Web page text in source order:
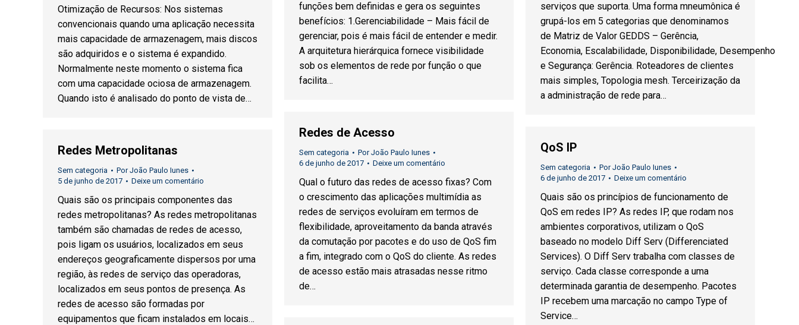
Otimização de Recursos: Nos sistemas
convencionais quando uma aplicação necessita
mais capacidade de armazenagem, mais discos
são adquiridos e o sistema é expandido.
Normalmente neste momento o sistema fica
com uma capacidade ociosa de armazenagem.
Quando isto é analisado do ponto de vista de…
funções bem definidas e gera os seguintes
benefícios: 1.Gerenciabilidade – Mais fácil de
gerenciar, pois é mais fácil de entender e medir.
A arquitetura hierárquica fornece visibilidade
sob os elementos de rede por função o que
facilita…
serviços que suporta. Uma forma mneumônica é
grupá-los em 5 categorias que denominamos
de Matriz de Valor GEDDS – Gerência,
Economia, Escalabilidade, Disponibilidade, Desempenho
e Segurança: Gerência. Roteadores de clientes
mais simples, Topologia mesh. Terceirização da
a administração de rede para…
Redes de Acesso
Sem categoria PorJoão Paulo Iunes
6 de junho de 2017
Deixe um comentário
Qual o futuro das redes de acesso fixas? Com
o crescimento das aplicações multimídia as
redes de serviços evoluíram em termos de
flexibilidade, aproveitamento da banda através
da comutação por pacotes e do uso de QoS fim
a fim, integrado com o QoS do cliente. As redes
de acesso estão mais atrasadas nesse ritmo
de…
QoS IP
Sem categoria PorJoão Paulo Iunes
6 de junho de 2017
Deixe um comentário
Quais são os princípios de funcionamento de
QoS em redes IP? As redes IP, que rodam nos
ambientes corporativos, utilizam o QoS
baseado no modelo Diff Serv (Differenciated
Services). O Diff Serv trabalha com classes de
serviço. Cada classe corresponde a uma
determinada garantia de desempenho. Pacotes
IP recebem uma marcação no campo Type of
Service…
Redes Metropolitanas
Sem categoria PorJoão Paulo Iunes
5 de junho de 2017
Deixe um comentário
Quais são os principais componentes das
redes metropolitanas? As redes metropolitanas
também são chamadas de redes de acesso,
pois ligam os usuários, localizados em seus
endereços geograficamente dispersos por uma
região, às redes de serviço das operadoras,
localizados em seus pontos de presença. As
redes de acesso são formadas por
equipamentos que ficam instalados em locais…